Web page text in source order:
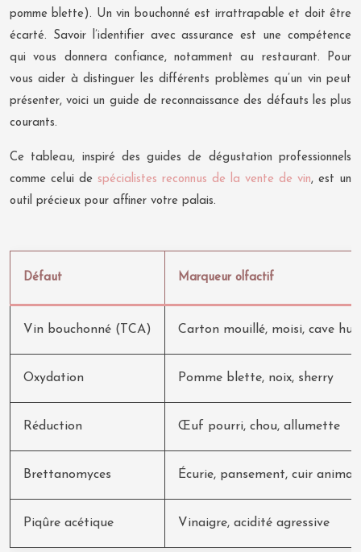
pomme blette). Un vin bouchonné est irrattrapable et doit être
écarté. Savoir l’identifier avec assurance est une compétence
qui vous donnera confiance, notamment au restaurant. Pour
vous aider à distinguer les différents problèmes qu’un vin peut
présenter, voici un guide de reconnaissance des défauts les plus
courants.
Ce tableau, inspiré des guides de dégustation professionnels
comme celui de spécialistes reconnus de la vente de vin, est un
outil précieux pour affiner votre palais.
Défaut Marqueur olfactif
Vin bouchonné (TCA) Carton mouillé, moisi, cave
Oxydation Pomme blette, noix, sherry
Réduction Œuf pourri, chou, allumette
Brettanomyces Écurie, pansement, cuir animal
Piqûre acétique Vinaigre, acidité agressive